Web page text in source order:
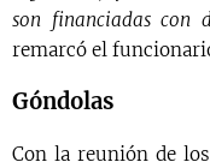
son financiadas con
remarcó el
Góndolas
Con la reunión de